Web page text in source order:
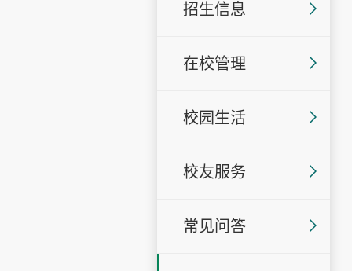
招生信息
在校管理
校园生活
校友服务
常见问答